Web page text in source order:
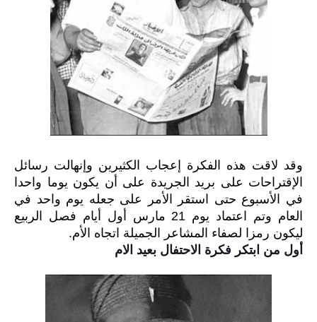
وقد لاقت هذه الفكرة إعجاب الكثيرين وإنهالت رسائل
الإقتراحات على بريد الجريدة على أن يكون يوما واحدا
في الأسبوع حتى استقر الأمر على جعله يوم واحد في
العام وتم اعتماد يوم 21 مارس أول أيام فصل الربيع
ليكون رمزا لصفاء المشاعر الجميلة اتجاه الأم.
أول من ابتكر فكرة الاحتفال بعيد الام